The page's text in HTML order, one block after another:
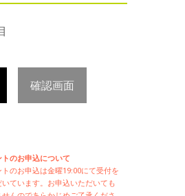
確認画面
のお申込について
トのお申込は金曜19:00にて受付を
ています。お申込いただいても